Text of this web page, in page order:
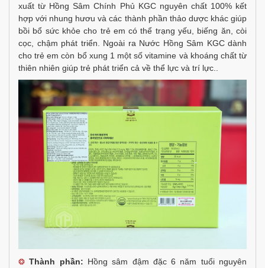
xuất từ Hồng Sâm Chính Phủ KGC nguyên chất 100% kết
hợp với nhung hươu và các thành phần thảo dược khác giúp
bồi bổ sức khỏe cho trẻ em có thể trạng yếu, biếng ăn, còi
cọc, chậm phát triển. Ngoài ra Nước Hồng Sâm KGC dành
cho trẻ em còn bổ xung 1 một số vitamine và khoáng chất từ
thiên nhiên giúp trẻ phát triển cả về thể lực và trí lực..
❂ Thành phần: Hồng sâm đậm đặc 6 năm tuổi nguyên